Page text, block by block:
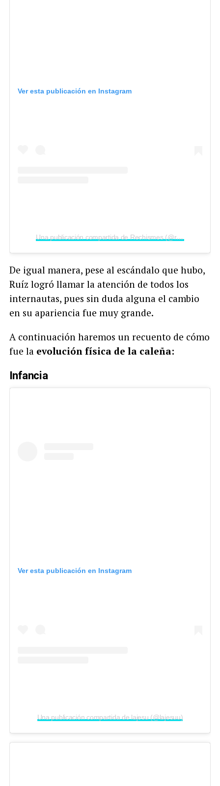
Ver esta publicación en Instagram
Una publicación compartida de Rechismes (@rechismes)
De igual manera, pese al escándalo que hubo,
Ruíz logró llamar la atención de todos los
internautas, pues sin duda alguna el cambio
en su apariencia fue muy grande.
A continuación haremos un recuento de cómo
fue laevolución física de la caleña:
Infancia
Ver esta publicación en Instagram
Una publicación compartida de lajesu (@lajesuu)